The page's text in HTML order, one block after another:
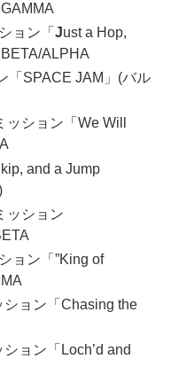
ョン「Just a Hop,
ALPHA
「SPACE JAM」(バル
ション「We Will
and a Jump
ッション
ョン「”King of
ョン「Chasing the
ョン「Loch’d and